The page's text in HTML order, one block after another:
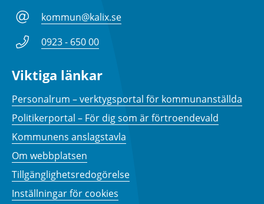
kommun@kalix.se
0923 - 650 00
Viktiga länkar
Personalrum – verktygsportal för kommunanställda
Politikerportal – För dig som är förtroendevald
Kommunens anslagstavla
Om webbplatsen
Tillgänglighetsredogörelse
Inställningar för cookies